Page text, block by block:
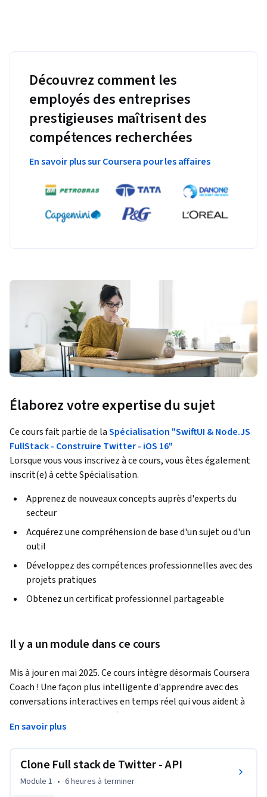
Découvrez comment les
employés des entreprises
prestigieuses maîtrisent des
compétences recherchées
En savoir plus sur Coursera pour les affaires
Élaborez votre expertise du sujet
Ce cours fait partie de laSpécialisation "SwiftUI & Node.JS
FullStack - Construire Twitter - iOS 16"
Lorsque vous vous inscrivez à ce cours, vous êtes également
inscrit(e) à cette Spécialisation.
Apprenez de nouveaux concepts auprès d'experts du
secteur
Acquérez une compréhension de base d'un sujet ou d'un
outil
Développez des compétences professionnelles avec des
projets pratiques
Obtenez un certificat professionnel partageable
Il y a un module dans ce cours
Mis à jour en mai 2025. Ce cours intègre désormais Coursera
Coach ! Une façon plus intelligente d'apprendre avec des
conversations interactives en temps réel qui vous aident à
tester vos connaissances, à remettre en question vos
hypothèses et à approfondir votre compréhension à mesure
exploration complète du développement avancé d'API à
contexte de la construction d'un clone de Twitter
En savoir plus
Clone Full stack de Twitter - API
Module 1 • 6 heures à terminer